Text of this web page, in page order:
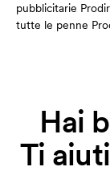
pubblicitarie
tutte le penne
Hai
Ti